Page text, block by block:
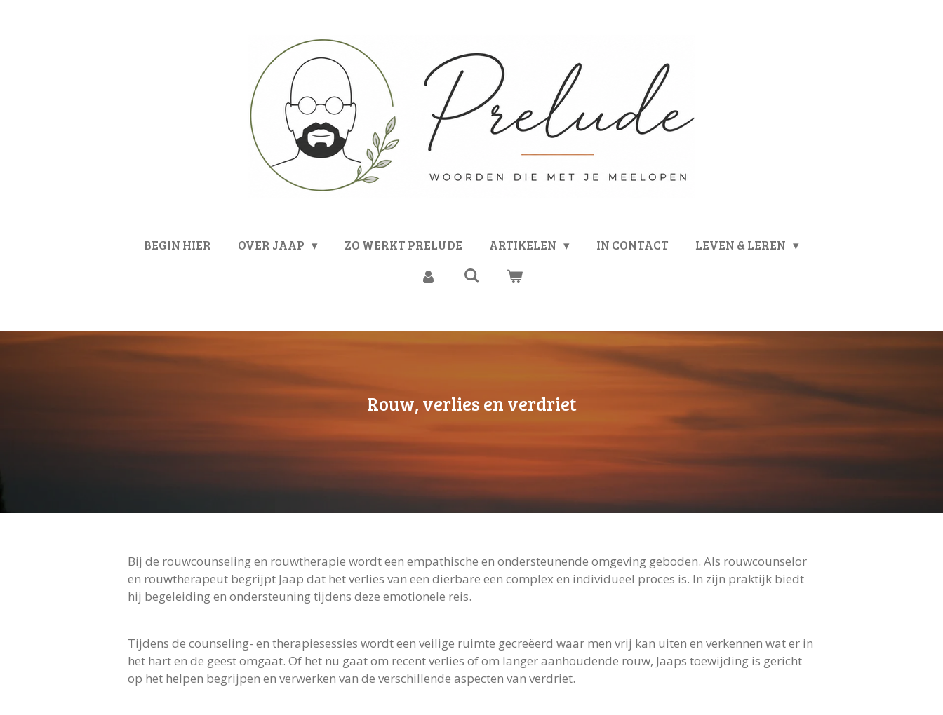
BEGIN HIER OVER JAAP ZO WERKT PRELUDE ARTIKELEN IN CONTACT LEVEN & LEREN
Rouw, verlies en verdriet
Bij de rouwcounseling en rouwtherapie wordt een empathische en ondersteunende omgeving geboden. Als rouwcounselor
en rouwtherapeut begrijpt Jaap dat het verlies van een dierbare een complex en individueel proces is. In zijn praktijk biedt
hij begeleiding en ondersteuning tijdens deze emotionele reis.
Tijdens de counseling- en therapiesessies wordt een veilige ruimte gecreëerd waar men vrij kan uiten en verkennen wat er in
het hart en de geest omgaat. Of het nu gaat om recent verlies of om langer aanhoudende rouw, Jaaps toewijding is gericht
op het helpen begrijpen en verwerken van de verschillende aspecten van verdriet.